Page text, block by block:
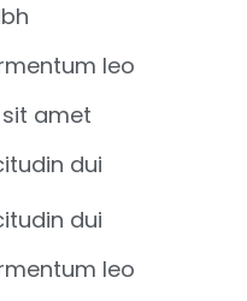
leo
amet
dui
dui
leo